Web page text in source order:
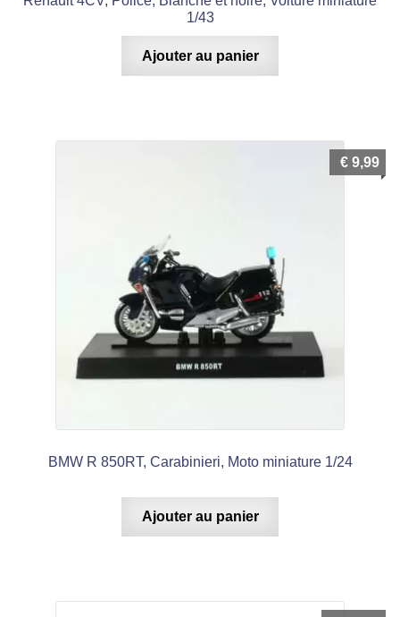
1/43
Ajouter au panier
BMW R 850RT, Carabinieri, Moto miniature 1/24
€ 9,99
Ajouter au panier